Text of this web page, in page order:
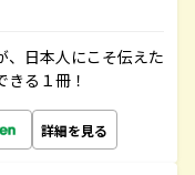
、日本人にこそ伝えた
る１冊！
詳細を見る